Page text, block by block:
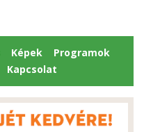
Képek
Programok
Kapcsolat